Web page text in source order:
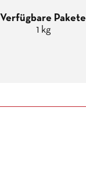
Verfügbare Pakete
1 kg